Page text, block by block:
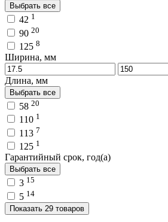
Выбрать все
42 1
90 20
125 8
Ширина, мм
Длина, мм
Выбрать все
58 20
110 1
113 7
125 1
Гарантийный срок, год(а)
Выбрать все
3 15
5 14
Показать 29 товаров